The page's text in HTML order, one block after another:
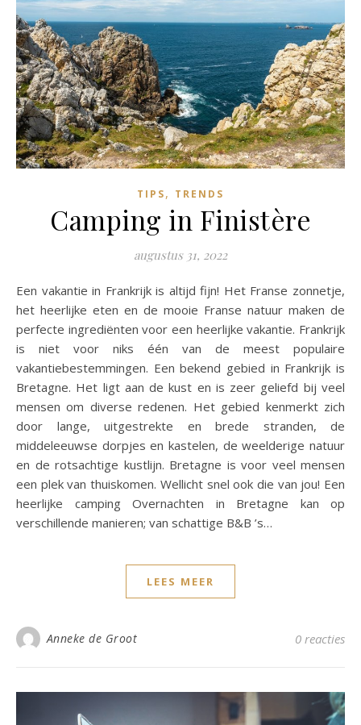
TIPS, TRENDS
Camping in Finistère
augustus 31, 2022
Een vakantie in Frankrijk is altijd fijn! Het Franse zonnetje,
het heerlijke eten en de mooie Franse natuur maken de
perfecte ingrediënten voor een heerlijke vakantie. Frankrijk
is niet voor niks één van de meest populaire
vakantiebestemmingen. Een bekend gebied in Frankrijk is
Bretagne. Het ligt aan de kust en is zeer geliefd bij veel
mensen om diverse redenen. Het gebied kenmerkt zich
door lange, uitgestrekte en brede stranden, de
middeleeuwse dorpjes en kastelen, de weelderige natuur
en de rotsachtige kustlijn. Bretagne is voor veel mensen
een plek van thuiskomen. Wellicht snel ook die van jou! Een
heerlijke camping Overnachten in Bretagne kan op
verschillende manieren; van schattige B&B ’s…
LEES MEER
Anneke de Groot 0 reacties